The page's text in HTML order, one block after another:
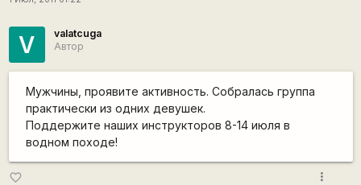
V
valatcuga
Автор
Мужчины, проявите активность. Собралась группа
практически из одних девушек.
Поддержите наших инструкторов 8-14 июля в
водном походе!
favorite_border more_vert